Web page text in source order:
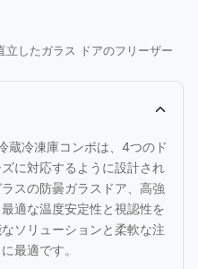
立したガラス ドアのフリーザー
蔵冷凍庫コンボは、4つのド
に対応するように設計され
スの防曇ガラスドア、高強
適な温度安定性と視認性を
ソリューションと柔軟な注
最適です。